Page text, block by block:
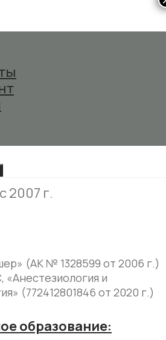
сестра
с 2007 г.
(АК № 1328599 от 2006 г.)
и
(772412801846 от 2020 г.)
образование: